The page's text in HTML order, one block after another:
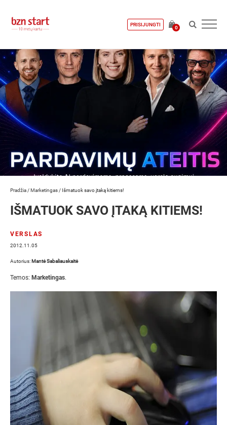
PRISIJUNGTI
0
Pradžia /Marketingas / Išmatuok savo įtaką kitiems!
IŠMATUOK SAVO ĮTAKĄ KITIEMS!
VERSLAS
2012.11.05
Autorius: Mantė Sabaliauskaitė
Temos: Marketingas.